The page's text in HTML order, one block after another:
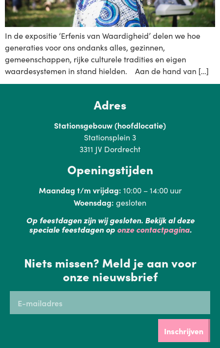
In de expositie ‘Erfenis van Waardigheid’ delen we hoe
generaties voor ons ondanks alles, gezinnen,
gemeenschappen, rijke culturele tradities en eigen
waardesystemen in stand hielden. Aan de hand van […]
Adres
Stationsgebouw (hoofdlocatie)
Stationsplein 3
3311 JV Dordrecht
Openingstijden
Maandag t/m vrijdag: 10:00 – 14:00 uur
Woensdag: gesloten
Op feestdagen zijn wij gesloten. Bekijk al deze
speciale feestdagen op onze contactpagina.
Niets missen? Meld je aan voor
onze nieuwsbrief
Inschrijven